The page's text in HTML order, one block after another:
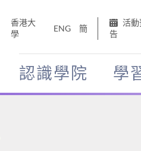
香港大
學
ENG 簡
活動
告
認識學院 學